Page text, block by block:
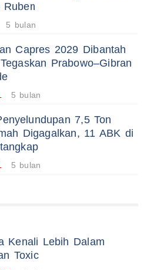
Ruben
5 bulan
Capres 2029 Dibantah
Prabowo–Gibran
5 bulan
7,5 Ton
Digagalkan, 11 ABK di
5 bulan
Kenali Lebih Dalam
Toxic